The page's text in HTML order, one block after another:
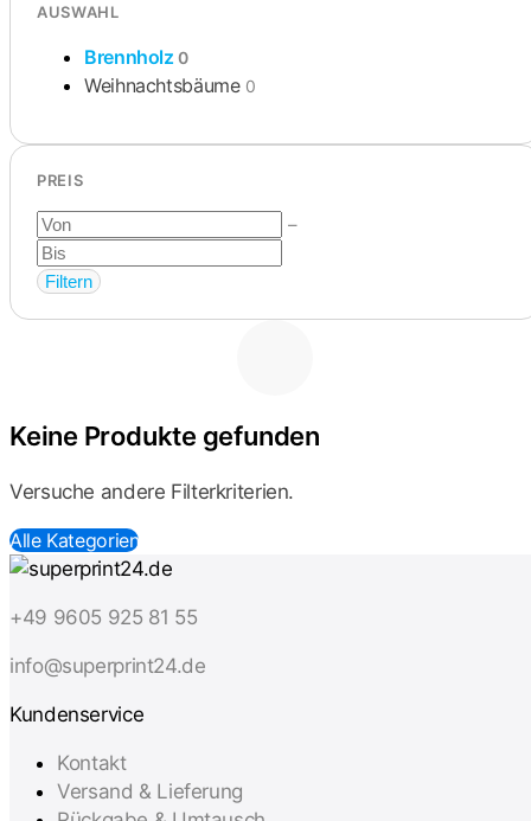
AUSWAHL
Brennholz0
Weihnachtsbäume 0
PREIS
–
Filtern
Keine Produkte gefunden
Versuche andere Filterkriterien.
Alle Kategorien
+49 9605 925 81 55
info@superprint24.de
Kundenservice
Kontakt
Versand & Lieferung